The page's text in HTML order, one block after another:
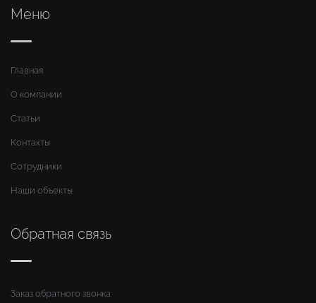
Меню
Главная
О компании
Статьи
Контакты
Сотрудники
Наши объекты
Обратная связь
Заказ обратного звонка